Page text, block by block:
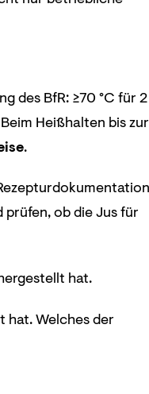
des BfR: ≥70 °C für 2
Heißhalten bis zur
.
ob die Jus für
hat.
hat. Welches der